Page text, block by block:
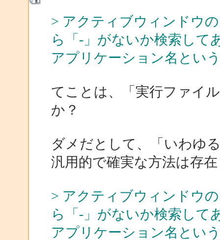
> アクティブウィンドウ
ら「-」がないか検索して
アプリケーション名とい
てことは、「実行ファイ
か？
ダメだとして、「いわゆ
汎用的で確実な方法は存
> アクティブウィンドウ
ら「-」がないか検索して
アプリケーション名とい